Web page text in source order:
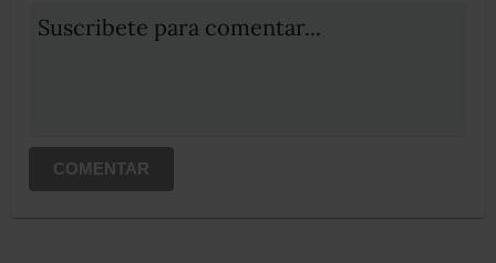
Suscribete para comentar...
COMENTAR